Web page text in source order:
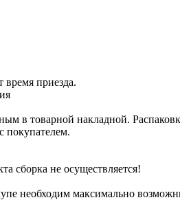
время приезда.
в товарной накладной.
покупателем.
сборка не осуществляется!
необходим максимально